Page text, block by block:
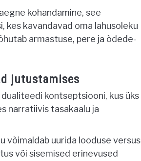
kohandamine, see
kes kavandavad oma lahusoleku
armastuse, pere ja õdede-
jutustamises
kontseptsiooni, kus üks
narratiivis tasakaalu ja
võimaldab uurida looduse versus
või sisemised erinevused